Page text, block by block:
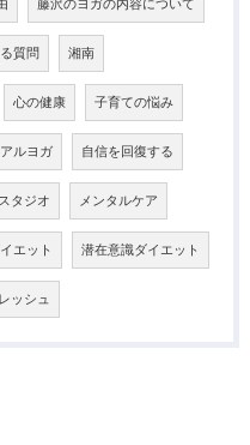
藤沢のヨガの内容について
質問 湘南
心の健康 子育ての悩み
ルヨガ 自信を回復する
タジオ メンタルケア
エット 潜在意識ダイエット
ッシュ